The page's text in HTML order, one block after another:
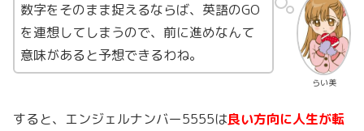
らい美
数字をそのまま捉えるならば、英語のGO
を連想してしまうので、前に進めなんて
意味があると予想できるわね。
すると、エンジェルナンバー5555は良い方向に人生が転